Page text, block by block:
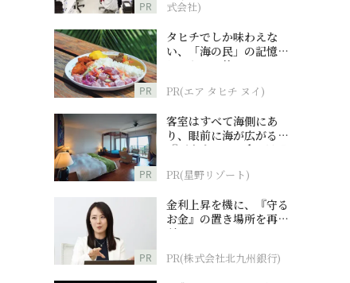
PR
式会社)
PR
タヒチでしか味わえな
い、「海の民」の記憶へ
とつながる旅
PR(エア タヒチ ヌイ)
PR
客室はすべて海側にあ
り、眼前に海が広がる
『西表島ホテル by 星野
PR(星野リゾート)
PR
金利上昇を機に、『守る
お金』の置き場所を再検
討
PR(株式会社北九州銀行)